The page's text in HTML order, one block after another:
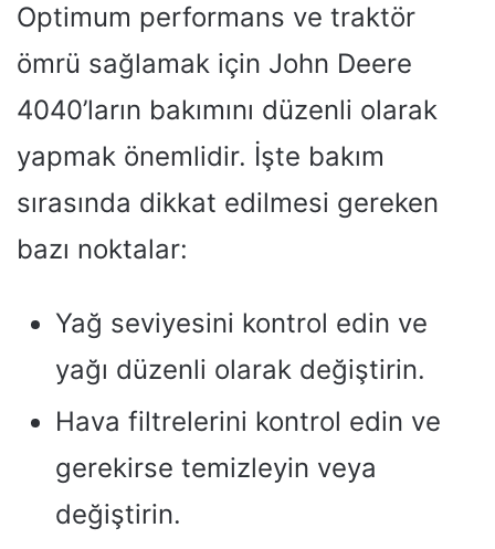
Optimum performans ve traktör
ömrü sağlamak için John Deere
4040’ların bakımını düzenli olarak
yapmak önemlidir. İşte bakım
sırasında dikkat edilmesi gereken
bazı noktalar:
Yağ seviyesini kontrol edin ve
yağı düzenli olarak değiştirin.
Hava filtrelerini kontrol edin ve
gerekirse temizleyin veya
değiştirin.